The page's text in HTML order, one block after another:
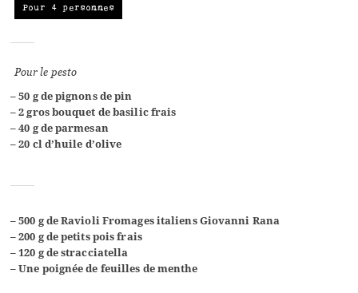
Pour 4 personnes
Pour le pesto
– 50 g de pignons de pin
– 2 gros bouquet de basilic frais
– 40 g de parmesan
– 20 cl d’huile d’olive
– 500 g de Ravioli Fromages italiens Giovanni Rana
– 200 g de petits pois frais
– 120 g de stracciatella
– Une poignée de feuilles de menthe